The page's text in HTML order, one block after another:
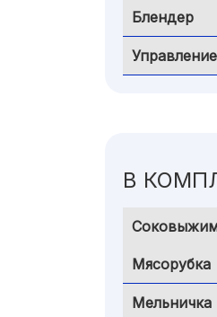
Блендер
Управление
В
Мясорубка
Мельничка